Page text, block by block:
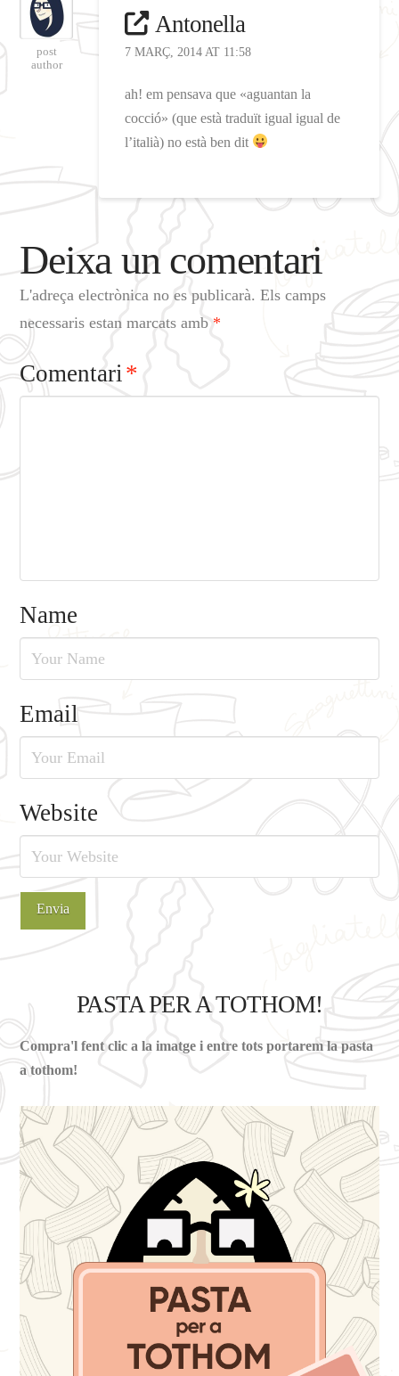
post
author
Antonella
7 MARÇ, 2014 AT 11:58
ah! em pensava que «aguantan la
cocció» (que està traduït igual igual de
l’italià) no està ben dit
Deixa un comentari
L'adreça electrònica no es publicarà. Els camps
necessaris estan marcats amb*
Comentari*
Name
Email
Website
PASTA PER A TOTHOM!
Compra'l fent clic a la imatge i entre tots portarem la pasta
a tothom!